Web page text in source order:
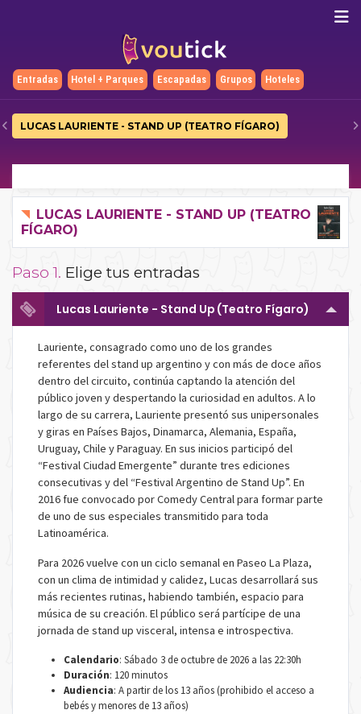
Entradas Hotel + Parques Escapadas Grupos Hoteles
LUCAS LAURIENTE - STAND UP (TEATRO FÍGARO)
LUCAS LAURIENTE - STAND UP (TEATRO
FÍGARO)
Paso 1. Elige tus entradas
Lucas Lauriente - Stand Up (Teatro Fígaro)
Lauriente, consagrado como uno de los grandes
referentes del stand up argentino y con más de doce años
dentro del circuito, continúa captando la atención del
público joven y despertando la curiosidad en adultos. A lo
largo de su carrera, Lauriente presentó sus unipersonales
y giras en Países Bajos, Dinamarca, Alemania, España,
Uruguay, Chile y Paraguay. En sus inicios participó del
“Festival Ciudad Emergente” durante tres ediciones
consecutivas y del “Festival Argentino de Stand Up”. En
2016 fue convocado por Comedy Central para formar parte
de uno de sus especiales transmitido para toda
Latinoamérica.
Para 2026 vuelve con un ciclo semanal en Paseo La Plaza,
con un clima de intimidad y calidez, Lucas desarrollará sus
más recientes rutinas, habiendo también, espacio para
música de su creación. El público será partícipe de una
jornada de stand up visceral, intensa e introspectiva.
Calendario: Sábado 3 de octubre de 2026 a las 22:30h
Duración: 120 minutos
Audiencia: A partir de los 13 años (prohibido el acceso a
bebés y menores de 13 años)